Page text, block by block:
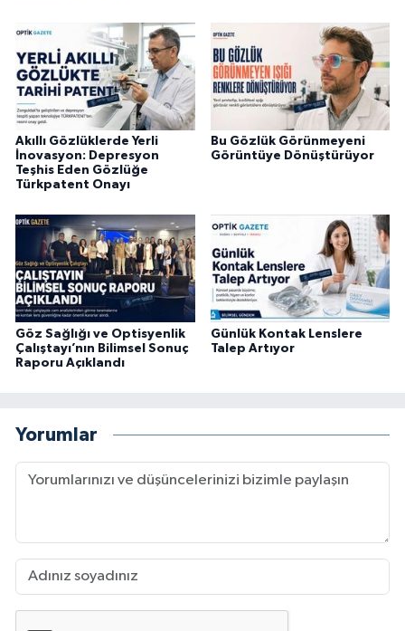
Akıllı Gözlüklerde Yerli
İnovasyon: Depresyon
Teşhis Eden Gözlüğe
Türkpatent Onayı
Bu Gözlük Görünmeyeni
Görüntüye Dönüştürüyor
Göz Sağlığı ve Optisyenlik
Çalıştayı’nın Bilimsel Sonuç
Raporu Açıklandı
Günlük Kontak Lenslere
Talep Artıyor
Yorumlar